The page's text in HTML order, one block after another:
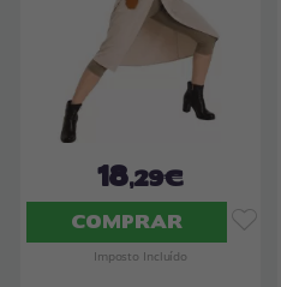
18,29€
COMPRAR
Imposto Incluído